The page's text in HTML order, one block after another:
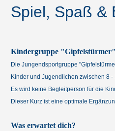
Spiel, Spaß &
Kindergruppe "Gipfelstürmer"
Die Jungendsportgruppe
Kinder und Jugendlichen zwischen 8
Es wird keine Begleitperson für die
Dieser Kurz ist eine optimale
Was erwartet dich?